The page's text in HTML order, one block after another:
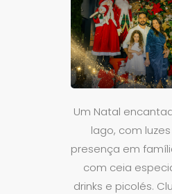
Um Natal
lago, com
presença em
com ceia
drinks e picolés.